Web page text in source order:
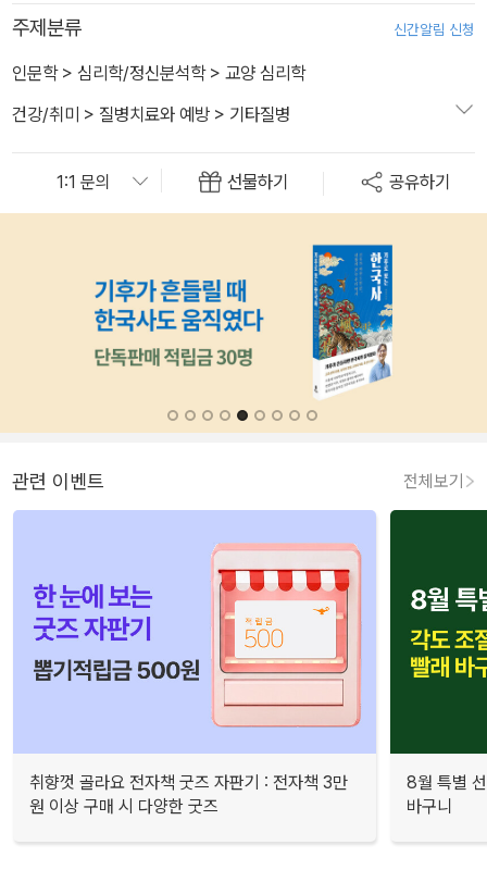
주제분류 신간알림 신청
인문학> 심리학/정신분석학> 교양 심리학
건강/취미 > 질병치료와 예방 > 기타질병
선물하기 공유하기
관련 이벤트 전체보기
취향껏 골라요 전자책 굿즈 자판기 : 전자책 3만
원 이상 구매 시 다양한 굿즈
8월 특별
바구니